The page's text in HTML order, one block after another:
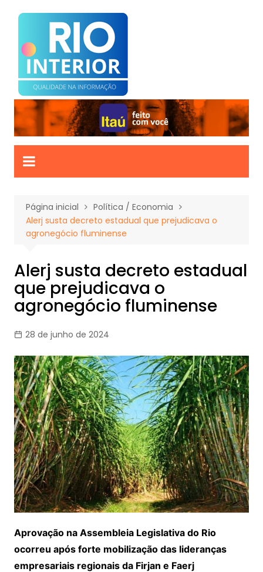
para
conteúdo
Página inicial
Política / Economia
Alerj susta decreto estadual que prejudicava o
agronegócio fluminense
Alerj susta decreto estadual
que prejudicava o
agronegócio fluminense
28 de junho de 2024
Aprovação na Assembleia Legislativa do Rio
ocorreu após forte mobilização das lideranças
empresariais regionais da Firjan e Faerj